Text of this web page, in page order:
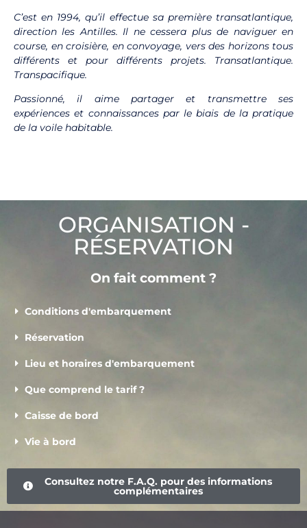
C’est en 1994, qu’il effectue sa première transatlantique,
direction les Antilles. Il ne cessera plus de naviguer en
course, en croisière, en convoyage, vers des horizons tous
différents et pour différents projets. Transatlantique.
Transpacifique.
Passionné, il aime partager et transmettre ses
expériences et connaissances par le biais de la pratique
de la voile habitable.
ORGANISATION -
RÉSERVATION
On fait comment ?
Conditions d'embarquement
Réservation
Lieu et horaires d'embarquement
Que comprend le tarif ?
Caisse de bord
Vie à bord
Consultez notre F.A.Q. pour des informations
complémentaires